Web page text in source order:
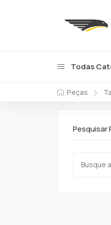
Todas
Peças
Pesquisar